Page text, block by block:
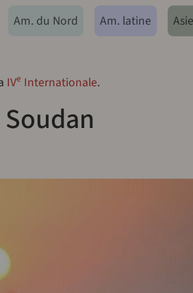
Am. du Nord Am. latine Asie
IVe Internationale.